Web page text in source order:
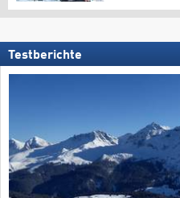
Testberichte